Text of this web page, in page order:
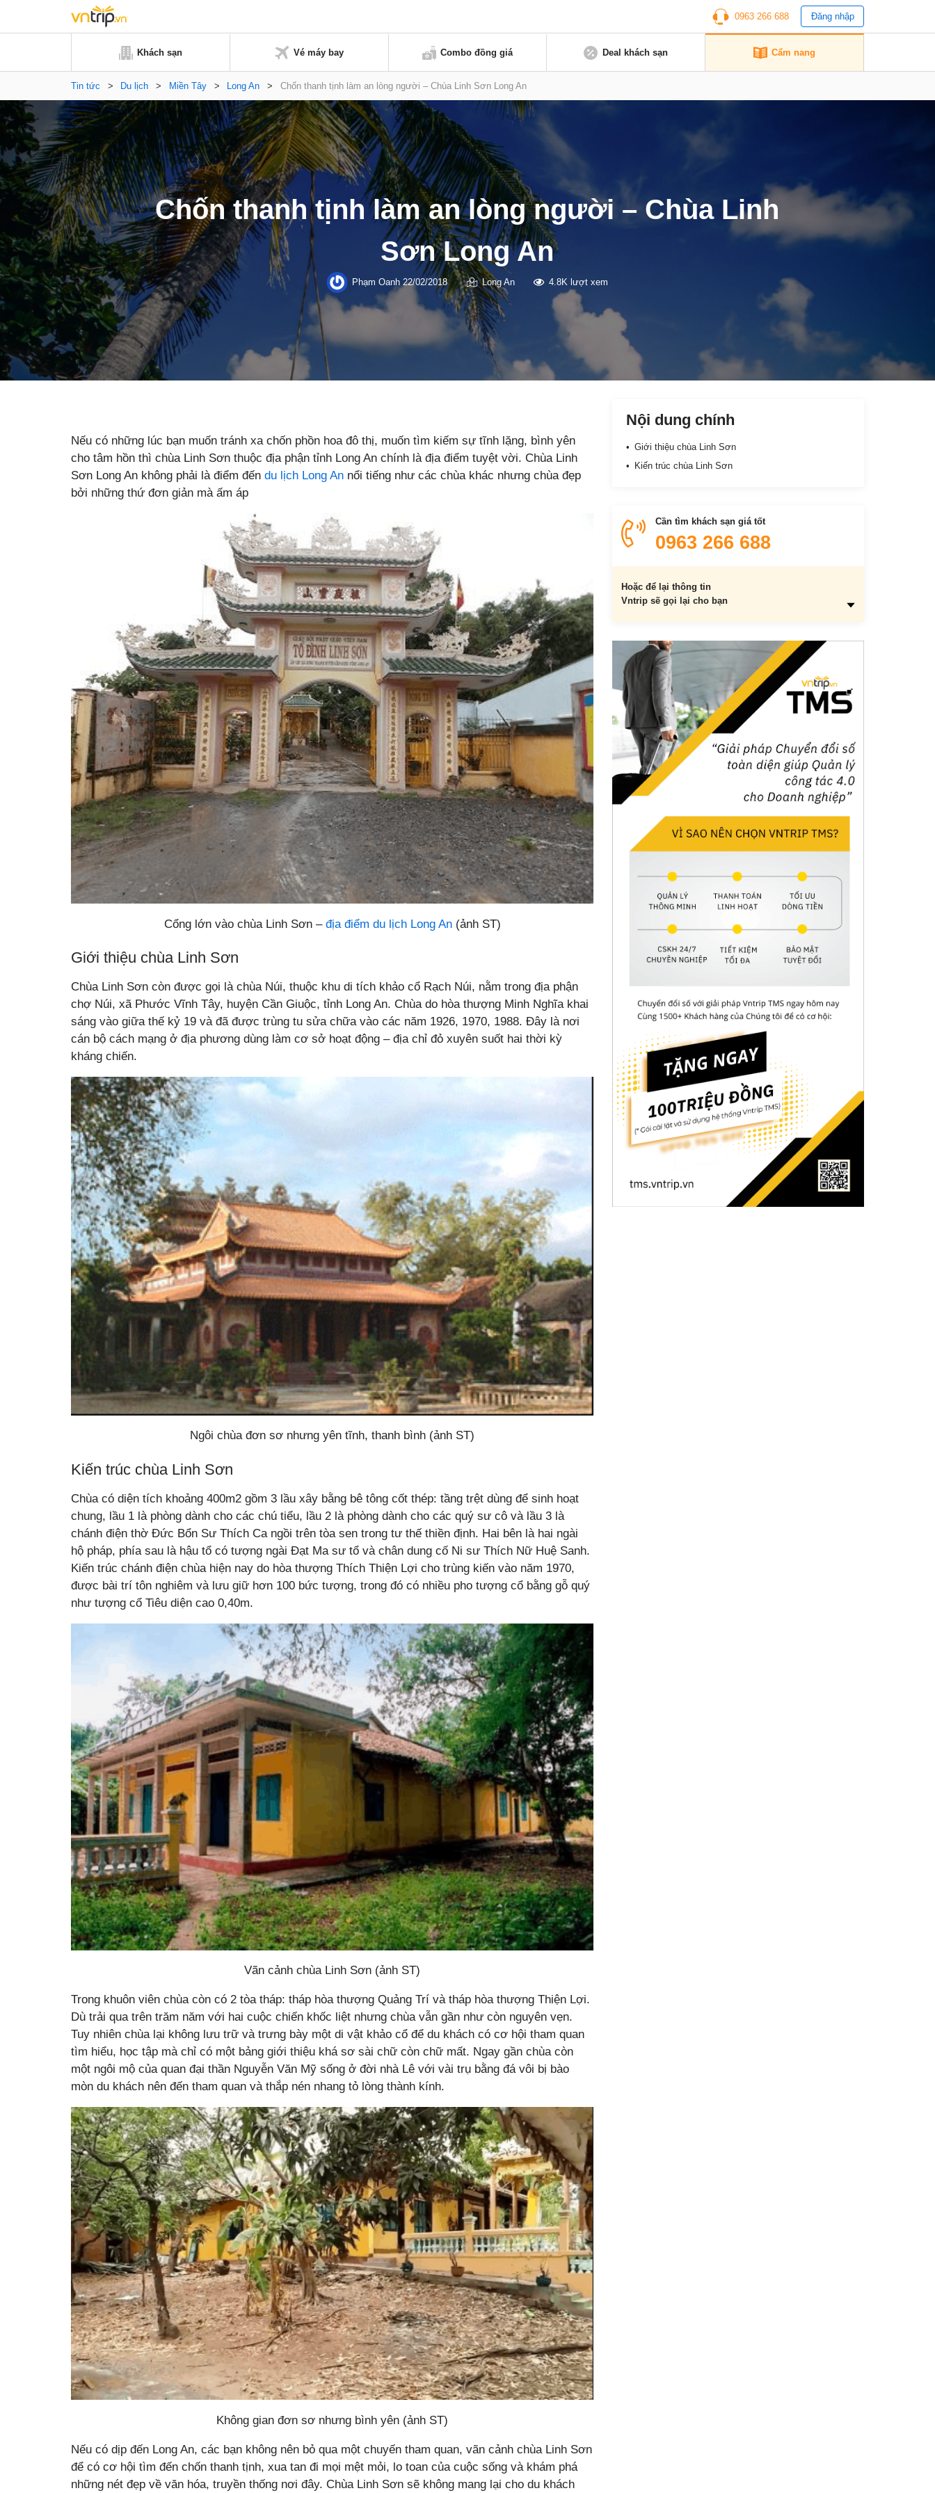
0963 266 688 Đăng nhập
Khách sạn Vé máy bay Combo đồng giá Deal khách sạn Cẩm nang
Tin tức > Du lịch > Miền Tây > Long An > Chốn thanh tịnh làm an lòng người – Chùa Linh Sơn Long An
Chốn thanh tịnh làm an lòng người – Chùa Linh
Sơn Long An
Phạm Oanh 22/02/2018 Long An 4.8K lượt xem
Nếu có những lúc bạn muốn tránh xa chốn phồn hoa đô thị, muốn tìm kiếm sự tĩnh lặng, bình yên
cho tâm hồn thì chùa Linh Sơn thuộc địa phận tỉnh Long An chính là địa điểm tuyệt vời. Chùa Linh
Sơn Long An không phải là điểm đến du lịch Long An nổi tiếng như các chùa khác nhưng chùa đẹp
bởi những thứ đơn giản mà ấm áp
Cổng lớn vào chùa Linh Sơn – địa điểm du lịch Long An(ảnh ST)
Giới thiệu chùa Linh Sơn
Chùa Linh Sơn còn được gọi là chùa Núi, thuộc khu di tích khảo cổ Rạch Núi, nằm trong địa phận
chợ Núi, xã Phước Vĩnh Tây, huyện Cần Giuộc, tỉnh Long An. Chùa do hòa thượng Minh Nghĩa khai
sáng vào giữa thế kỷ 19 và đã được trùng tu sửa chữa vào các năm 1926, 1970, 1988. Đây là nơi
cán bộ cách mạng ở địa phương dùng làm cơ sở hoạt động – địa chỉ đỏ xuyên suốt hai thời kỳ
kháng chiến.
Ngôi chùa đơn sơ nhưng yên tĩnh, thanh bình (ảnh ST)
Kiến trúc chùa Linh Sơn
Chùa có diện tích khoảng 400m2 gồm 3 lầu xây bằng bê tông cốt thép: tầng trệt dùng để sinh hoạt
chung, lầu 1 là phòng dành cho các chú tiểu, lầu 2 là phòng dành cho các quý sư cô và lầu 3 là
chánh điện thờ Đức Bổn Sư Thích Ca ngồi trên tòa sen trong tư thế thiền định. Hai bên là hai ngài
hộ pháp, phía sau là hậu tổ có tượng ngài Đạt Ma sư tổ và chân dung cố Ni sư Thích Nữ Huệ Sanh.
Kiến trúc chánh điện chùa hiện nay do hòa thượng Thích Thiện Lợi cho trùng kiến vào năm 1970,
được bài trí tôn nghiêm và lưu giữ hơn 100 bức tượng, trong đó có nhiều pho tượng cổ bằng gỗ quý
như tượng cổ Tiêu diện cao 0,40m.
Vãn cảnh chùa Linh Sơn (ảnh ST)
Trong khuôn viên chùa còn có 2 tòa tháp: tháp hòa thượng Quảng Trí và tháp hòa thượng Thiện Lợi.
Dù trải qua trên trăm năm với hai cuộc chiến khốc liệt nhưng chùa vẫn gần như còn nguyên vẹn.
Tuy nhiên chùa lại không lưu trữ và trưng bày một di vật khảo cổ để du khách có cơ hội tham quan
tìm hiểu, học tập mà chỉ có một bảng giới thiệu khá sơ sài chữ còn chữ mất. Ngay gần chùa còn
một ngôi mộ của quan đại thần Nguyễn Văn Mỹ sống ở đời nhà Lê với vài trụ bằng đá vôi bị bào
mòn du khách nên đến tham quan và thắp nén nhang tỏ lòng thành kính.
Không gian đơn sơ nhưng bình yên (ảnh ST)
Nếu có dịp đến Long An, các bạn không nên bỏ qua một chuyến tham quan, vãn cảnh chùa Linh Sơn
để có cơ hội tìm đến chốn thanh tịnh, xua tan đi mọi mệt mỏi, lo toan của cuộc sống và khám phá
những nét đẹp về văn hóa, truyền thống nơi đây. Chùa Linh Sơn sẽ không mang lại cho du khách
Nội dung chính
Giới thiệu chùa Linh Sơn
Kiến trúc chùa Linh Sơn
Cần tìm khách sạn giá tốt
0963 266 688
Hoặc để lại thông tin
Vntrip sẽ gọi lại cho bạn